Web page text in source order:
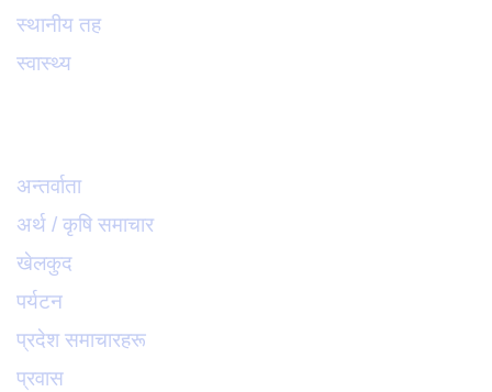
स्थानीय तह
स्वास्थ्य
अन्तर्वाता
अर्थ / कृषि समाचार
खेलकुद
पर्यटन
प्रदेश समाचारहरू
प्रवास